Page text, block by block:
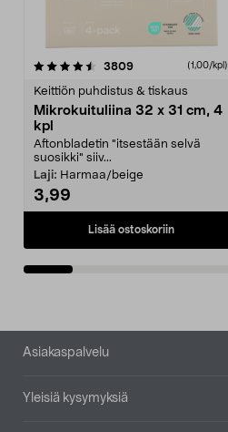
3809arvostelut (1,00/kpl)
Keittiön puhdistus & tiskaus
Mikrokuituliina 32 x 31 cm, 4
kpl
Aftonbladetin "itsestään selvä
suosikki" siiv...
Laji: Harmaa/beige
3,99
Lisää ostoskoriin
4.5viidestä
Alatunniste
Asiakaspalvelu
Yleisiä kysymyksiä